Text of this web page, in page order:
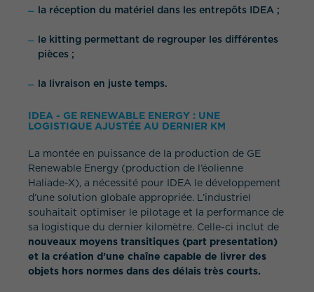
la réception du matériel dans les entrepôts IDEA ;
le kitting permettant de regrouper les différentes
pièces ;
la livraison en juste temps.
IDEA - GE RENEWABLE ENERGY : UNE
LOGISTIQUE AJUSTÉE AU DERNIER KM
La montée en puissance de la production de GE
Renewable Energy (production de l’éolienne
Haliade-X), a nécessité pour IDEA le développement
d’une solution globale appropriée. L’industriel
souhaitait optimiser le pilotage et la performance de
sa logistique du dernier kilomètre. Celle-ci inclut de
nouveaux moyens transitiques (part presentation)
et la création d’une chaîne capable de livrer des
objets hors normes dans des délais très courts.